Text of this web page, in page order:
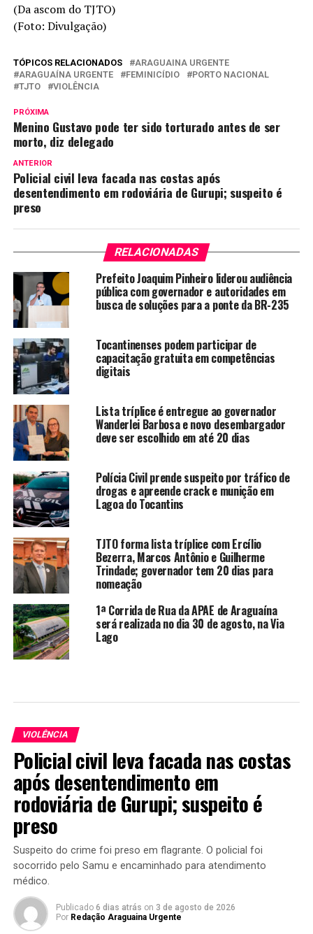
(Da ascom do TJTO)
(Foto: Divulgação)
TÓPICOS RELACIONADOS
ARAGUAINA URGENTE
ARAGUAÍNA URGENTE
FEMINICÍDIO
PORTO NACIONAL
TJTO
VIOLÊNCIA
PRÓXIMA
Menino Gustavo pode ter sido torturado antes de ser
morto, diz delegado
ANTERIOR
Policial civil leva facada nas costas após
desentendimento em rodoviária de Gurupi; suspeito é
preso
RELACIONADAS
Prefeito Joaquim Pinheiro liderou audiência
pública com governador e autoridades em
busca de soluções para a ponte da BR-235
Tocantinenses podem participar de
capacitação gratuita em competências
digitais
Lista tríplice é entregue ao governador
Wanderlei Barbosa e novo desembargador
deve ser escolhido em até 20 dias
Polícia Civil prende suspeito por tráfico de
drogas e apreende crack e munição em
Lagoa do Tocantins
TJTO forma lista tríplice com Ercílio
Bezerra, Marcos Antônio e Guilherme
Trindade; governador tem 20 dias para
nomeação
1ª Corrida de Rua da APAE de Araguaína
será realizada no dia 30 de agosto, na Via
Lago
VIOLÊNCIA
Policial civil leva facada nas costas
após desentendimento em
rodoviária de Gurupi; suspeito é
preso
Suspeito do crime foi preso em flagrante. O policial foi
socorrido pelo Samu e encaminhado para atendimento
médico.
Publicado 6 dias atrás on 3 de agosto de 2026
Por Redação Araguaina Urgente